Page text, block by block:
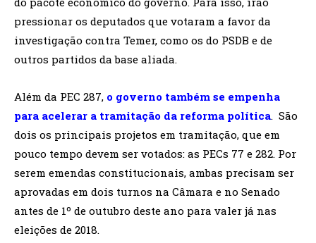
pressionar os deputados que votaram a favor da
investigação contra Temer, como os do PSDB e de
outros partidos da base aliada.
Além da PEC 287, o governo também se empenha
para acelerar a tramitação da reforma política. São
dois os principais projetos em tramitação, que em
pouco tempo devem ser votados: as PECs 77 e 282. Por
serem emendas constitucionais, ambas precisam ser
aprovadas em dois turnos na Câmara e no Senado
antes de 1º de outubro deste ano para valer já nas
eleições de 2018.